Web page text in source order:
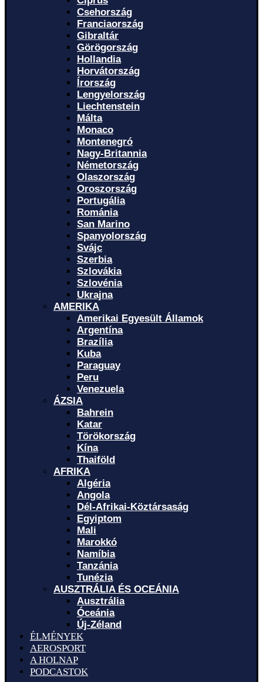
Csehország
Franciaország
Gibraltár
Görögország
Hollandia
Horvátország
Írország
Lengyelország
Liechtenstein
Málta
Monaco
Montenegró
Nagy-Britannia
Németország
Olaszország
Oroszország
Portugália
Románia
San Marino
Spanyolország
Svájc
Szerbia
Szlovákia
Szlovénia
Ukrajna
AMERIKA
Amerikai Egyesült Államok
Argentína
Brazília
Kuba
Paraguay
Peru
Venezuela
ÁZSIA
Bahrein
Katar
Törökország
Kína
Thaiföld
AFRIKA
Algéria
Angola
Dél-Afrikai-Köztársaság
Egyiptom
Mali
Marokkó
Namíbia
Tanzánia
Tunézia
AUSZTRÁLIA ÉS OCEÁNIA
Ausztrália
Óceánia
Új-Zéland
ÉLMÉNYEK
AEROSPORT
A HOLNAP
PODCASTOK